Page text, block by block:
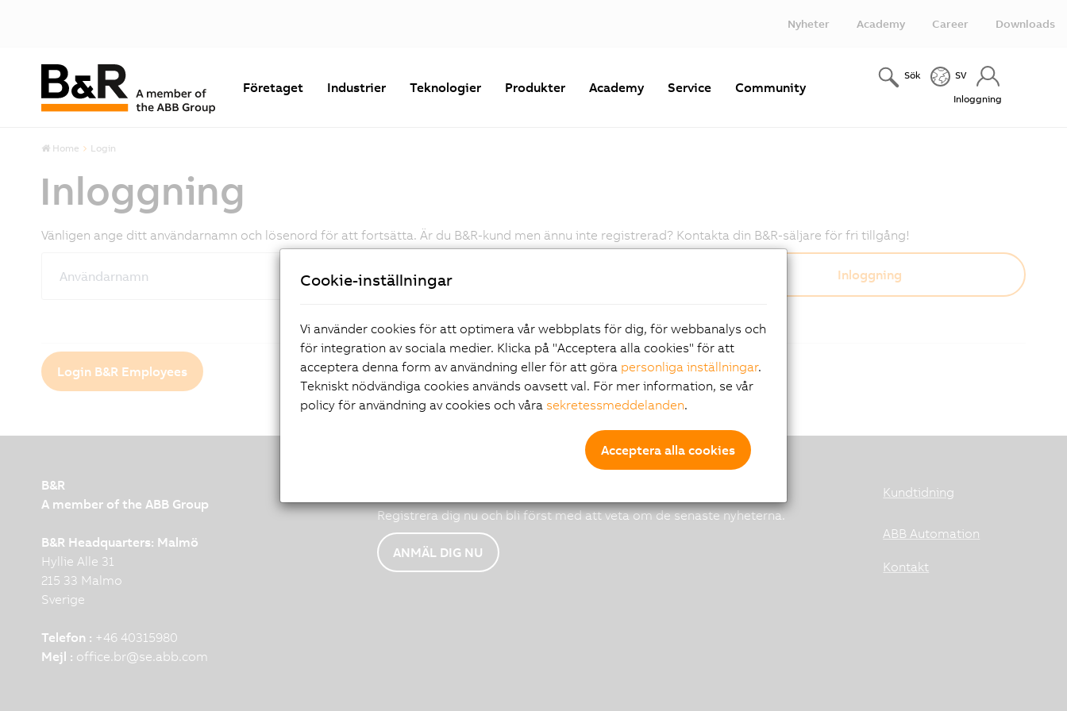
Nyheter Academy Career Downloads
Företaget Industrier Teknologier Produkter Academy Service Community
Sök SV
Inloggning
Home Login
Inloggning
Vänligen ange ditt användarnamn och lösenord för att fortsätta. Är du B&R-kund men ännu inte registrerad? Kontakta din B&R-säljare för fri tillgång!
Användarnamn Lösenord
Login B&R Employees
B&R
A member of the ABB Group
B&R Headquarters: Malmö
Hyllie Alle 31
215 33 Malmo
Sverige
Telefon : +46 40315980
Mejl : office.br@se.abb.com
Registrera dig nu och bli först med att veta om de senaste nyheterna.
ANMÄL DIG NU
Kundtidning
ABB Automation
Kontakt
Cookie-inställningar
Vi använder cookies för att optimera vår webbplats för dig, för webbanalys och
för integration av sociala medier. Klicka på "Acceptera alla cookies" för att
acceptera denna form av användning eller för att göra personliga inställningar.
Tekniskt nödvändiga cookies används oavsett val. För mer information, se vår
policy för användning av cookies och våra sekretessmeddelanden.
Acceptera alla cookies